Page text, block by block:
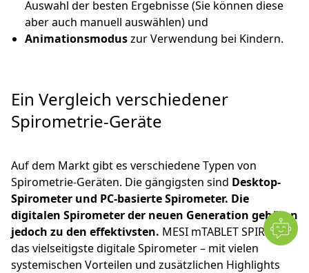
Auswahl der besten Ergebnisse (Sie können diese
aber auch manuell auswählen) und
Animationsmoduszur Verwendung bei Kindern.
Ein Vergleich verschiedener
Spirometrie-Geräte
Auf dem Markt gibt es verschiedene Typen von
Spirometrie-Geräten. Die gängigsten sind Desktop-
Spirometer und PC-basierte Spirometer. Die
digitalen Spirometer der neuen Generation gehören
jedoch zu den effektivsten. MESI mTABLET SPIRO ist
das vielseitigste digitale Spirometer – mit vielen
systemischen Vorteilen und zusätzlichen Highlights